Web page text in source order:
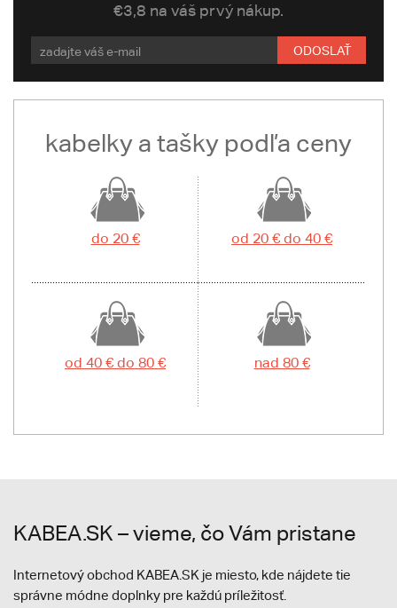
€3,8 na váš prvý nákup.
ODOSLAŤ
kabelky a tašky podľa ceny
do 20 € od 20 € do 40 €
od 40 € do 80 € nad 80 €
KABEA.SK – vieme, čo Vám pristane
Internetový obchod KABEA.SK je miesto, kde nájdete tie
správne módne doplnky pre každú príležitosť.